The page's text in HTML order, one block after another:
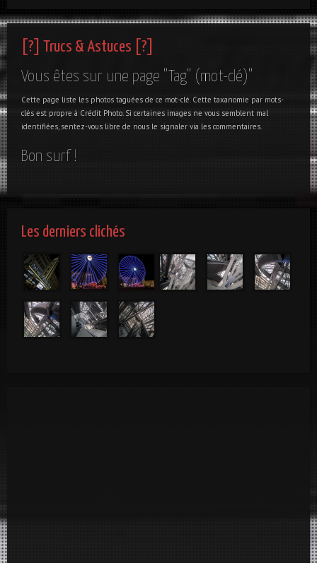
[?] Trucs & Astuces [?]
Vous êtes sur une page "Tag" (mot-clé)"
Cette page liste les photos taguées de ce mot-clé. Cette taxanomie par mots-
clés est propre à Crédit Photo. Si certaines images ne vous semblent mal
identifiées, sentez-vous libre de nous le signaler via les commentaires.
Bon surf !
Les derniers clichés